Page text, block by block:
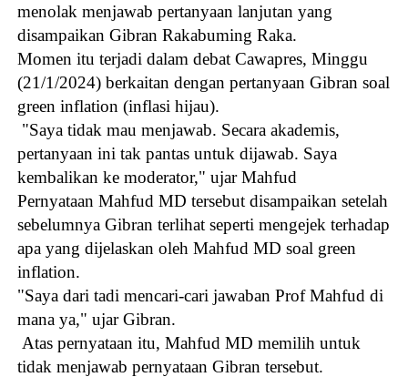
menolak menjawab pertanyaan lanjutan yang
disampaikan Gibran Rakabuming Raka.
Momen itu terjadi dalam debat Cawapres, Minggu
(21/1/2024) berkaitan dengan pertanyaan Gibran soal
green inflation (inflasi hijau).
"Saya tidak mau menjawab. Secara akademis,
pertanyaan ini tak pantas untuk dijawab. Saya
kembalikan ke moderator," ujar Mahfud
Pernyataan Mahfud MD tersebut disampaikan setelah
sebelumnya Gibran terlihat seperti mengejek terhadap
apa yang dijelaskan oleh Mahfud MD soal green
inflation.
"Saya dari tadi mencari-cari jawaban Prof Mahfud di
mana ya," ujar Gibran.
Atas pernyataan itu, Mahfud MD memilih untuk
tidak menjawab pernyataan Gibran tersebut.